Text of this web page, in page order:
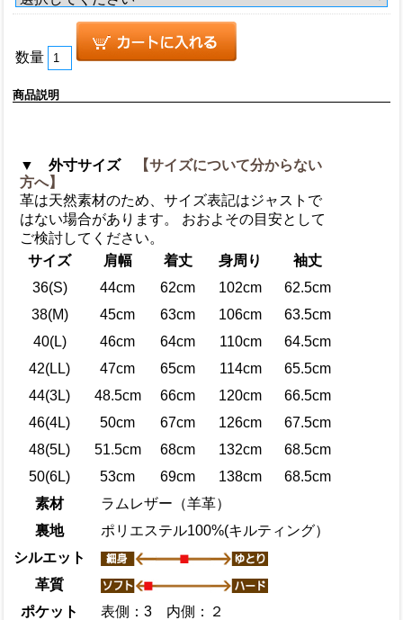
数量
商品説明
▼ 外寸サイズ
【サイズについて分からない
方へ】
革は天然素材のため、サイズ表記はジャストで
はない場合があります。 おおよその目安として
ご検討してください。
サイズ
肩幅 着丈 身周り
袖丈
36(S)
44cm 62cm 102cm
62.5cm
38(M)
45cm 63cm 106cm
63.5cm
40(L)
46cm 64cm 110cm
64.5cm
42(LL)
47cm 65cm 114cm
65.5cm
44(3L)
48.5cm 66cm 120cm
66.5cm
46(4L)
50cm 67cm 126cm
67.5cm
48(5L)
51.5cm 68cm 132cm
68.5cm
50(6L)
53cm 69cm 138cm
68.5cm
素材
ラムレザー（羊革）
裏地
ポリエステル100%(キルティング）
シルエット
革質
ポケット
表側：3 内側：２